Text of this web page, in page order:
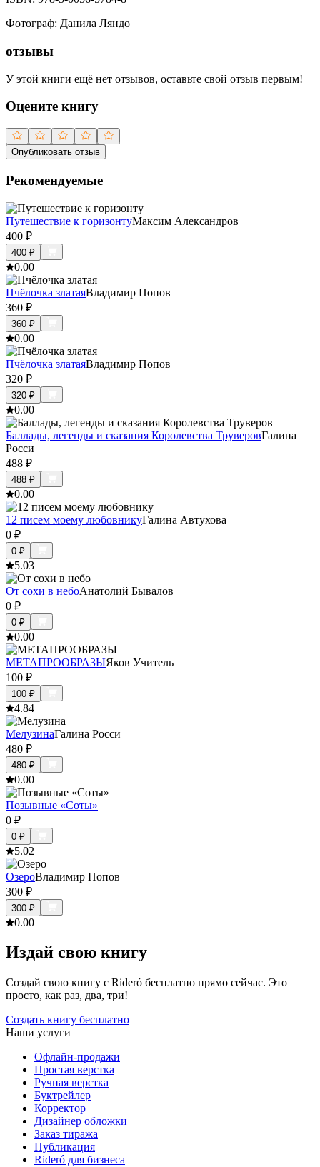
Фотограф: Данила Ляндо
отзывы
У этой книги ещё нет отзывов, оставьте свой отзыв первым!
Оцените книгу
Опубликовать отзыв
Рекомендуемые
Путешествие к горизонтуМаксим Александров
400 ₽
400 ₽
0.00
Пчёлочка златаяВладимир Попов
360 ₽
360 ₽
0.00
Пчёлочка златаяВладимир Попов
320 ₽
320 ₽
0.00
Баллады, легенды и сказания Королевства ТруверовГалина
Росси
488 ₽
488 ₽
0.00
12 писем моему любовникуГалина Автухова
0 ₽
0 ₽
5.03
От сохи в небоАнатолий Бывалов
0 ₽
0 ₽
0.00
МЕТАПРООБРАЗЫЯков Учитель
100 ₽
100 ₽
4.84
МелузинаГалина Росси
480 ₽
480 ₽
0.00
Позывные «Соты»
0 ₽
0 ₽
5.02
ОзероВладимир Попов
300 ₽
300 ₽
0.00
Издай свою книгу
Создай свою книгу с Rideró бесплатно прямо сейчас. Это
просто, как раз, два, три!
Создать книгу бесплатно
Наши услуги
Офлайн-продажи
Простая верстка
Ручная верстка
Буктрейлер
Корректор
Дизайнер обложки
Заказ тиража
Публикация
Rideró для бизнеса